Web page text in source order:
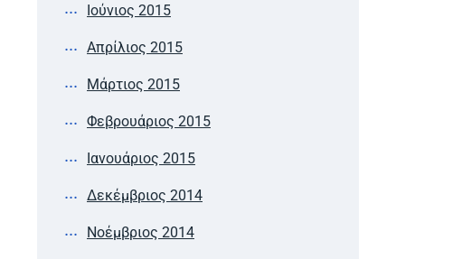
Ιούνιος 2015
Απρίλιος 2015
Μάρτιος 2015
Φεβρουάριος 2015
Ιανουάριος 2015
Δεκέμβριος 2014
Νοέμβριος 2014